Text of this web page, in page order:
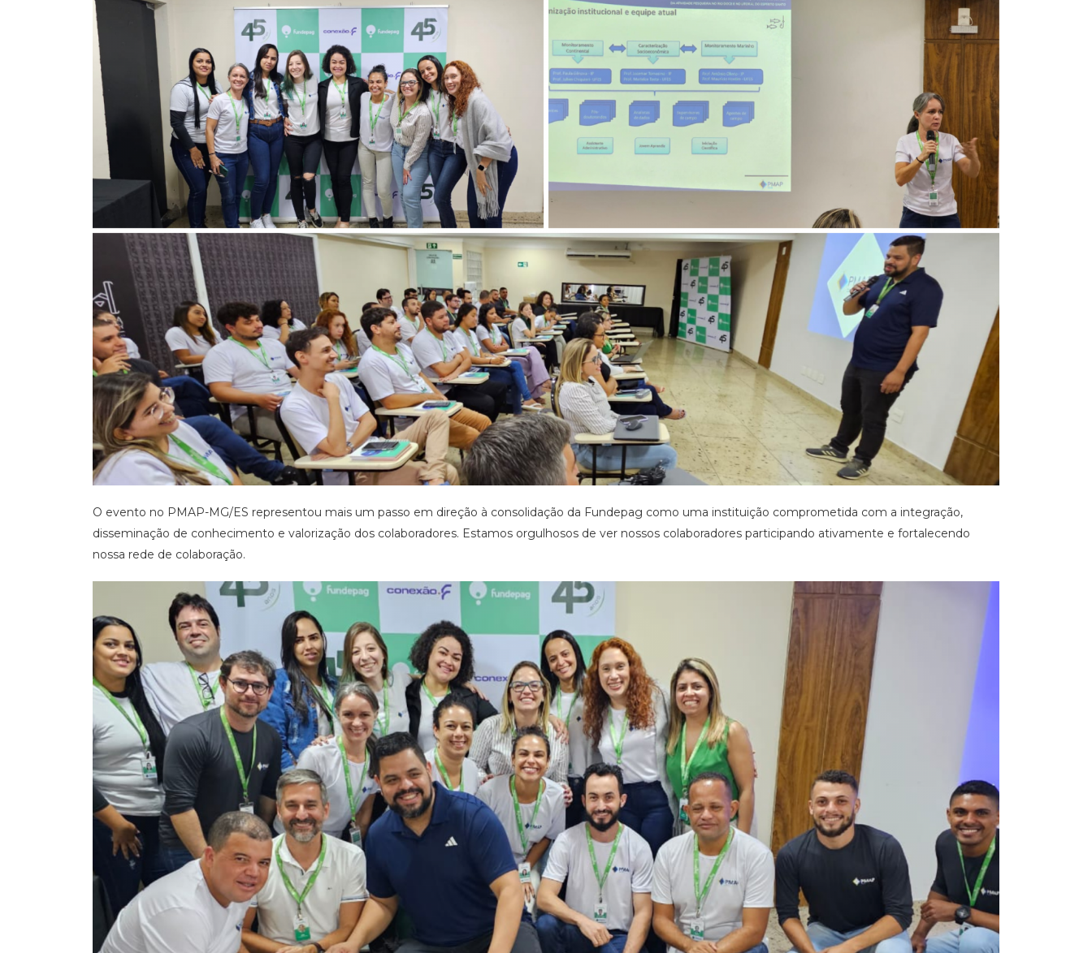
O evento no PMAP-MG/ES representou mais um passo em direção à consolidação da Fundepag como uma instituição comprometida com a integração,
disseminação de conhecimento e valorização dos colaboradores. Estamos orgulhosos de ver nossos colaboradores participando ativamente e fortalecendo
nossa rede de colaboração.